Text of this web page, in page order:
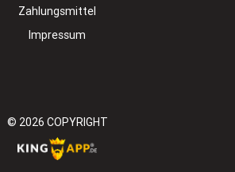
Zahlungsmittel
Impressum
© 2026 COPYRIGHT